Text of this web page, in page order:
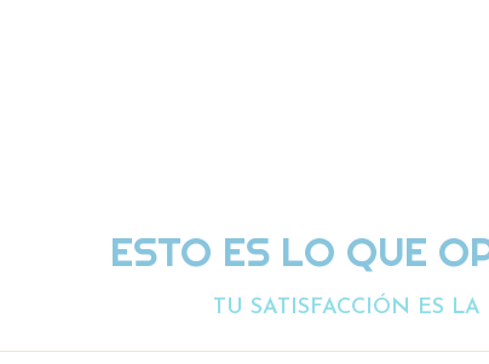
ESTO ES LO QUE
TU SATISFACCIÓN ES